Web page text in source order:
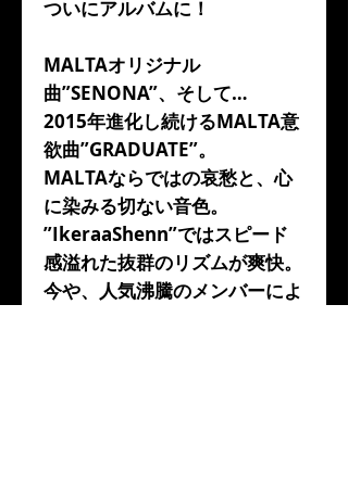
ついにアルバムに！
MALTAオリジナル
曲”SENONA”、そして…
2015年進化し続けるMALTA意
欲曲”GRADUATE”。
MALTAならではの哀愁と、心
に染みる切ない音色。
”IkeraaShenn”ではスピード
感溢れた抜群のリズムが爽快。
今や、人気沸騰のメンバーによ